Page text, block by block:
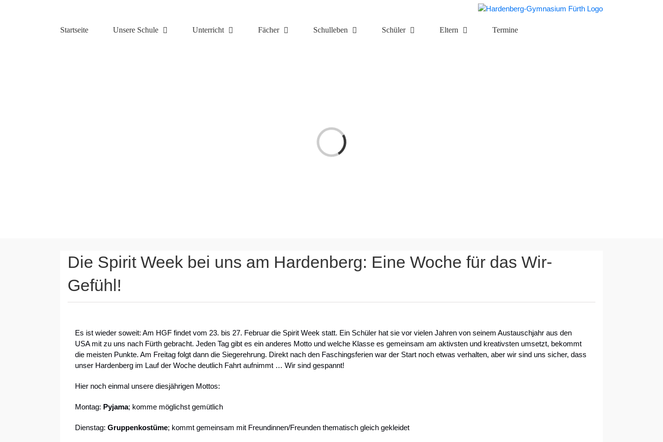
Startseite Unsere Schule Unterricht Fächer Schulleben Schüler Eltern Termine
Laden...
Die Spirit Week bei uns am Hardenberg: Eine Woche für das Wir-
Gefühl!
Es ist wieder soweit: Am HGF findet vom 23. bis 27. Februar die Spirit Week statt. Ein Schüler hat sie vor vielen Jahren von seinem Austauschjahr aus den
USA mit zu uns nach Fürth gebracht. Jeden Tag gibt es ein anderes Motto und welche Klasse es gemeinsam am aktivsten und kreativsten umsetzt, bekommt
die meisten Punkte. Am Freitag folgt dann die Siegerehrung. Direkt nach den Faschingsferien war der Start noch etwas verhalten, aber wir sind uns sicher, dass
unser Hardenberg im Lauf der Woche deutlich Fahrt aufnimmt … Wir sind gespannt!
Hier noch einmal unsere diesjährigen Mottos:
Montag: Pyjama; komme möglichst gemütlich
Dienstag: Gruppenkostüme; kommt gemeinsam mit Freundinnen/Freunden thematisch gleich gekleidet